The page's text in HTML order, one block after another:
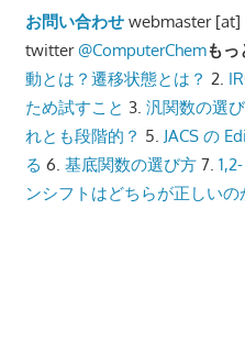
ナ
ビ
ゲ
ー
シ
お問い合わせwebmaster [at]
twitter@ComputerChemもっ
動とは？遷移状態とは？ 2.
ため試すこと 3. 汎関数の選び
れとも段階的？ 5. JACS の
る 6. 基底関数の選び方7.
ンシフトはどちらが正しいの